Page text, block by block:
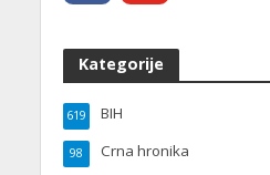
Kategorije
BIH
619
Crna hronika
98